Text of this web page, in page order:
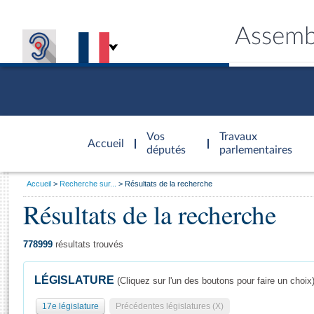
Accueil
d'accueil
Vos
députés
Travaux
parlementaires
Général
Vous
Accueil Recherche sur... Résultats de la recherche
Résultats de la recherche
778999 résultats trouvés
LÉGISLATURE (Cliquez sur l'un des boutons pour faire un choix)
17e législature Précédentes législatures (X)